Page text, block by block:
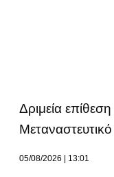
Δριμεία
Μεταναστευτικό
05/08/2026 13:01